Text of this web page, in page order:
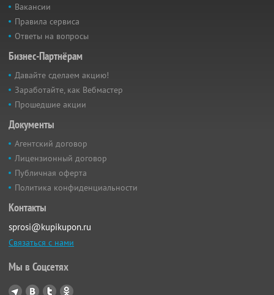
Вакансии
Правила сервиса
Ответы на вопросы
Бизнес-Партнёрам
Давайте сделаем акцию!
Заработайте, как Вебмастер
Прошедшие акции
Документы
Агентский договор
Лицензионный договор
Публичная оферта
Политика конфиденциальности
Контакты
sprosi@kupikupon.ru
Связаться с нами
Мы в Соцсетях